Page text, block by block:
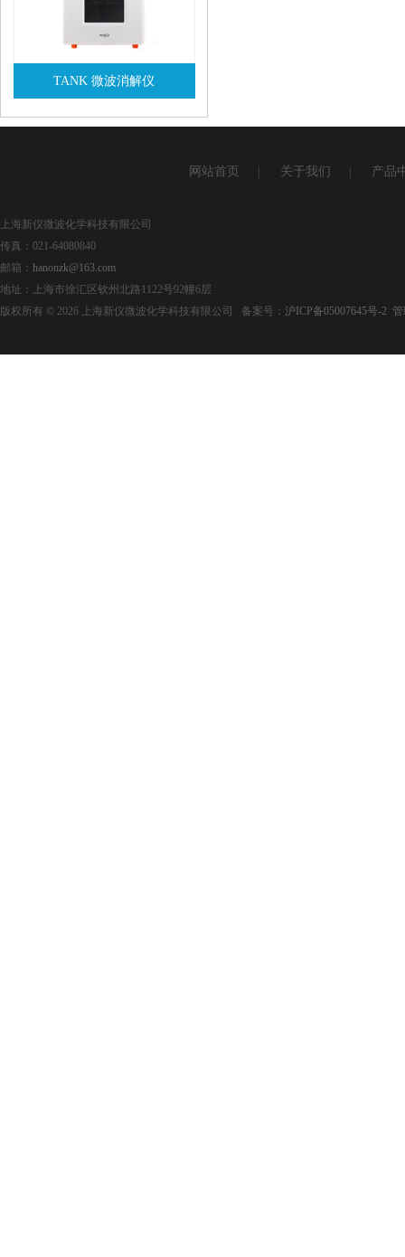
TANK 微波消解仪
查看详情
网站首页 关于我们 产品
上海新仪微波化学科技有限公司
传真：021-64080840
邮箱： hanonzk@163.com
地址：上海市徐汇区钦州北路1122号92幢6层
版权所有 © 2026 上海新仪微波化学科技有限公司 备案号： 沪ICP备05007645号-2